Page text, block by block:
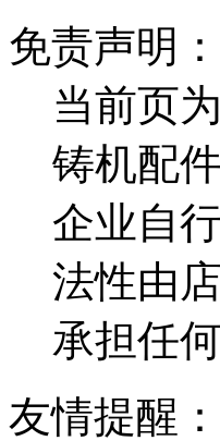
免责声明：
当前页
铸机配
企业自
法性由
承担任
友情提醒：